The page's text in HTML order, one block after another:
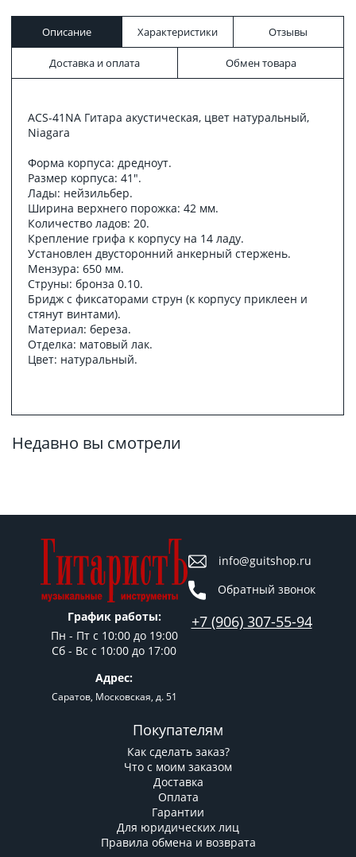
Описание Характеристики Отзывы
Доставка и оплата Обмен товара
ACS-41NA Гитара акустическая, цвет натуральный,
Niagara
Форма корпуса: дредноут.
Размер корпуса: 41".
Лады: нейзильбер.
Ширина верхнего порожка: 42 мм.
Количество ладов: 20.
Крепление грифа к корпусу на 14 ладу.
Установлен двусторонний анкерный стержень.
Мензура: 650 мм.
Струны: бронза 0.10.
Бридж с фиксаторами струн (к корпусу приклеен и
стянут винтами).
Материал: береза.
Отделка: матовый лак.
Цвет: натуральный.
Недавно вы смотрели
График работы:
Пн - Пт c 10:00 до 19:00
Сб - Вс с 10:00 до 17:00
Адрес:
Саратов, Московская, д. 51
info@guitshop.ru
Обратный звонок
+7 (906) 307-55-94
Покупателям
Как сделать заказ?
Что с моим заказом
Доставка
Оплата
Гарантии
Для юридических лиц
Правила обмена и возврата